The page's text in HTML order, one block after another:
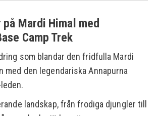
Mardi Himal med
Camp Trek
som blandar den fridfulla Mardi
med den legendariska Annapurna
landskap, från frodiga djungler till